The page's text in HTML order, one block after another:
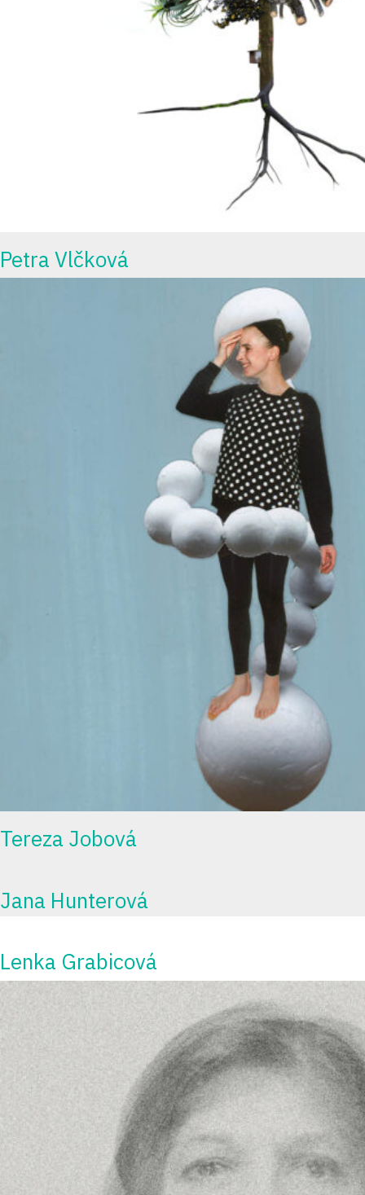
Petra Vlčková
Tereza Jobová
Jana Hunterová
Lenka Grabicová